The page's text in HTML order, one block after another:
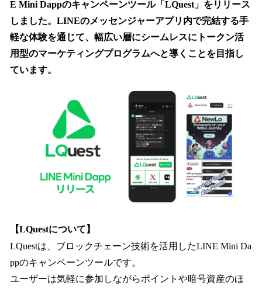
み
込
み
中
で
す
E Mini Dappのキャンペーンツール「LQuest」をリリース
しました。LINEのメッセンジャーアプリ内で完結する手
軽な体験を通じて、幅広い層にシームレスにトークン活
用型のマーケティングプログラムへと導くことを目指し
ています。
【LQuestについて】
LQuestは、ブロックチェーン技術を活用したLINE Mini Da
ppのキャンペーンツールです。
ユーザーは気軽に参加しながらポイントや暗号資産のほ